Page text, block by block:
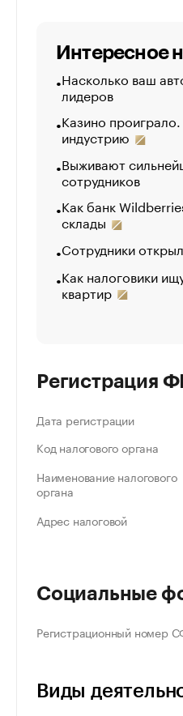
Интересное
Насколько ваш
лидеров
Казино
индустрию
Выживают
сотрудников
Как банк
склады
Сотрудники
Как налоговики
квартир
Регистрация
Дата регистрации
Код налогового органа
Наименование налогового
органа
Адрес налоговой
Социальные
Регистрационный номер
Виды